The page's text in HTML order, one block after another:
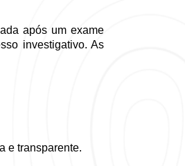
após um exame
investigativo. As
e transparente.